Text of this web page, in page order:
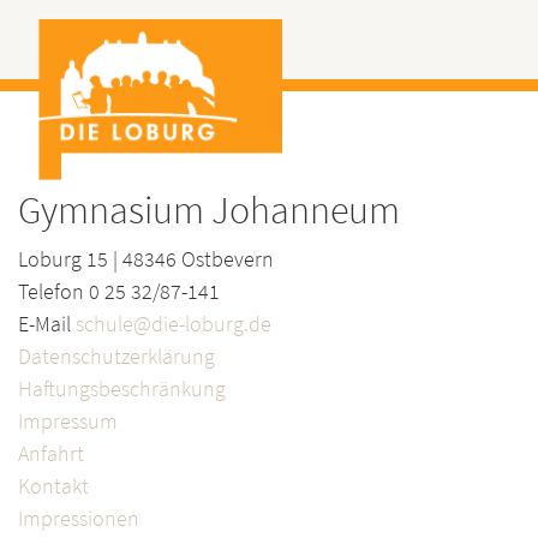
Gymnasium Johanneum
Loburg 15 | 48346 Ostbevern
Telefon 0 25 32/87-141
E-Mail schule@die-loburg.de
Datenschutzerklärung
Haftungsbeschränkung
Impressum
Anfahrt
Kontakt
Impressionen